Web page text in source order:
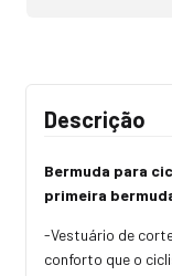
Descrição
Bermuda para
primeira
-Vestuário de
conforto que o